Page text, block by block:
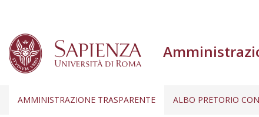
AMMINISTRAZIONE TRASPARENTE ALBO PRETORIO